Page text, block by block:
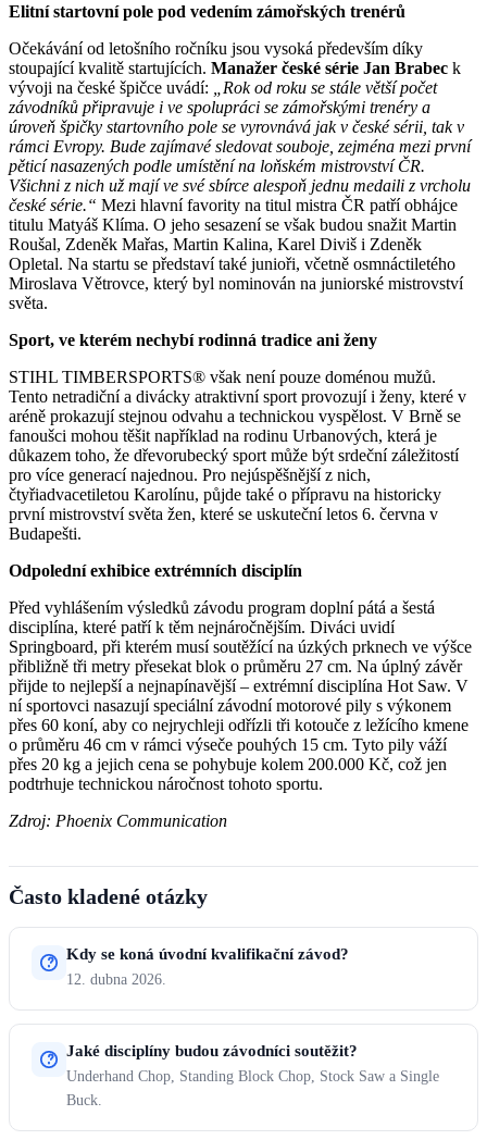
Elitní startovní pole pod vedením zámořských trenérů
Očekávání od letošního ročníku jsou vysoká především díky
stoupající kvalitě startujících. Manažer české série Jan Brabec k
vývoji na české špičce uvádí:
„Rok od roku se stále větší počet
závodníků připravuje i ve spolupráci se zámořskými trenéry a
úroveň špičky startovního pole se vyrovnává jak v české sérii, tak v
rámci Evropy. Bude zajímavé sledovat souboje, zejména mezi první
pěticí nasazených podle umístění na loňském mistrovství ČR.
Všichni z nich už mají ve své sbírce alespoň jednu medaili z vrcholu
české série.“ Mezi hlavní favority na titul mistra ČR patří obhájce
titulu Matyáš Klíma. O jeho sesazení se však budou snažit Martin
Roušal, Zdeněk Mařas, Martin Kalina, Karel Diviš i Zdeněk
Opletal. Na startu se představí také junioři, včetně osmnáctiletého
Miroslava Větrovce, který byl nominován na juniorské mistrovství
světa.
Sport, ve kterém nechybí rodinná tradice ani ženy
STIHL TIMBERSPORTS® však není pouze doménou mužů.
Tento netradiční a divácky atraktivní sport provozují i ženy, které v
aréně prokazují stejnou odvahu a technickou vyspělost. V Brně se
fanoušci mohou těšit například na rodinu Urbanových, která je
důkazem toho, že dřevorubecký sport může být srdeční záležitostí
pro více generací najednou. Pro nejúspěšnější z nich,
čtyřiadvacetiletou Karolínu, půjde také o přípravu na historicky
první mistrovství světa žen, které se uskuteční letos 6. června v
Budapešti.
Odpolední exhibice extrémních disciplín
Před vyhlášením výsledků závodu program doplní pátá a šestá
disciplína, které patří k těm nejnáročnějším. Diváci uvidí
Springboard, při kterém musí soutěžící na úzkých prknech ve výšce
přibližně tři metry přesekat blok o průměru 27 cm. Na úplný závěr
přijde to nejlepší a nejnapínavější – extrémní disciplína Hot Saw. V
ní sportovci nasazují speciální závodní motorové pily s výkonem
přes 60 koní, aby co nejrychleji odřízli tři kotouče z ležícího kmene
o průměru 46 cm v rámci výseče pouhých 15 cm. Tyto pily váží
přes 20 kg a jejich cena se pohybuje kolem 200.000 Kč, což jen
podtrhuje technickou náročnost tohoto sportu.
Zdroj: Phoenix Communication
Často kladené otázky
Kdy se koná úvodní kvalifikační závod?
12. dubna 2026.
Jaké disciplíny budou závodníci soutěžit?
Underhand Chop, Standing Block Chop, Stock Saw a Single
Buck.